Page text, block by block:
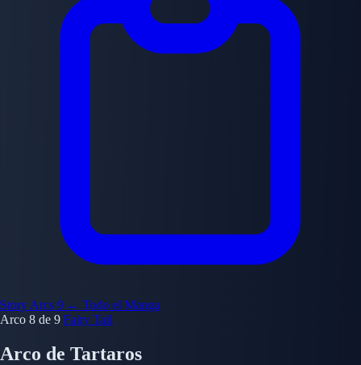
Story Arcs 9 ← Todo el Manga
Arco 8 de 9 Fairy Tail
Arco de Tartaros